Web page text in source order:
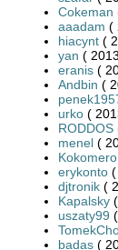
Cokeman
aaadam (
hiacynt (
yan (
eranis (
Andbin (
urko (
RODDOS
menel (
Kokomero
erykonto
djtronik (
Kapalsky
uszaty99
badas (